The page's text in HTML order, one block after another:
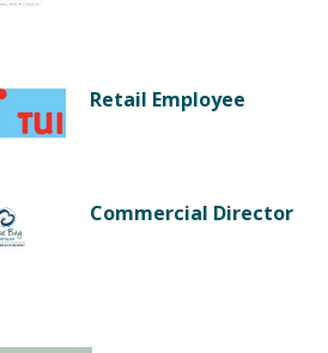
Retail Employee
Commercial Director